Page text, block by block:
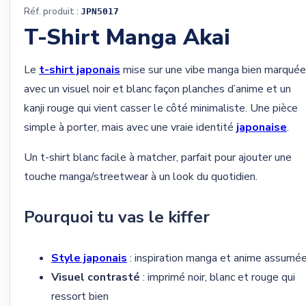
Réf. produit : JPN5017
T-Shirt Manga Akai
Le t-shirt japonais mise sur une vibe manga bien
avec un visuel noir et blanc façon planches d’anime et un
kanji rouge qui vient casser le côté minimaliste. Une pièce
simple à porter, mais avec une vraie identité japonaise.
Un t-shirt blanc facile à matcher, parfait pour ajouter une
touche manga/streetwear à un look du quotidien.
Pourquoi tu vas le kiffer
Style japonais : inspiration manga et anime
Visuel contrasté : imprimé noir, blanc et rouge qui
ressort bien